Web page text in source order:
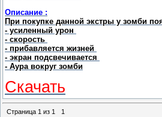
Описание :
При покупке данной экстры у зомби
- усиленный урон
- скорость
- прибавляется жизней
- экран подсвечивается
- Аура вокруг зомби
Скачать
Страница 1 из 1 1